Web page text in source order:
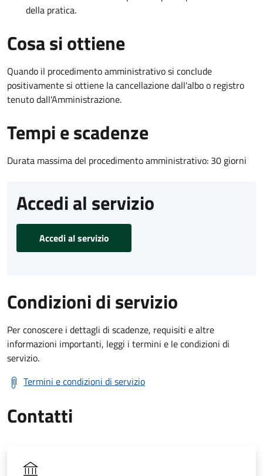
della pratica.
Cosa si ottiene
Quando il procedimento amministrativo si conclude
positivamente si ottiene la cancellazione dall'albo o registro
tenuto dall'Amministrazione.
Tempi e scadenze
Durata massima del procedimento amministrativo: 30 giorni
Accedi al servizio
Accedi al servizio
Condizioni di servizio
Per conoscere i dettagli di scadenze, requisiti e altre
informazioni importanti, leggi i termini e le condizioni di
servizio.
Termini e condizioni di servizio
Contatti